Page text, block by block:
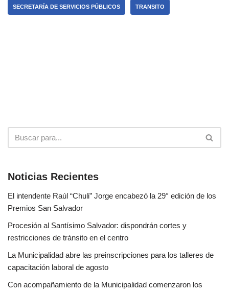
SECRETARÍA DE SERVICIOS PÚBLICOS TRANSITO
Noticias Recientes
El intendente Raúl “Chuli” Jorge encabezó la 29° edición de los
Premios San Salvador
Procesión al Santísimo Salvador: dispondrán cortes y
restricciones de tránsito en el centro
La Municipalidad abre las preinscripciones para los talleres de
capacitación laboral de agosto
Con acompañamiento de la Municipalidad comenzaron los